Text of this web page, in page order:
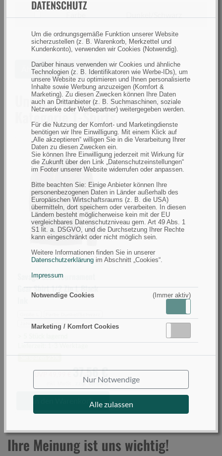
DATENSCHUTZ
Um die ordnungsgemäße Funktion unserer Website
sicherzustellen (z. B. Warenkorb, Merkzettel und
Kundenkonto), verwenden wir Cookies (Notwendig).
Darüber hinaus verwenden wir Cookies und ähnliche
Technologien (z. B. Identifikatoren wie Werbe-IDs), um
unsere Website zu optimieren und Ihnen personalisierte
Inhalte sowie Werbung anzuzeigen (Komfort &
Marketing). Zu diesen Zwecken können Ihre Daten
auch an Drittanbieter (z. B. Suchmaschinen, soziale
Netzwerke oder Werbepartner) weitergegeben werden.
Für die Nutzung der Komfort- und Marketingdienste
benötigen wir Ihre Einwilligung. Mit einem Klick auf
„Alle akzeptieren“ willigen Sie in die Verarbeitung Ihrer
Daten zu diesen Zwecken ein.
Sie können Ihre Einwilligung jederzeit mit Wirkung für
die Zukunft über den Link „Datenschutzeinstellungen“
im Footer unserer Website widerrufen oder anpassen.
Bitte beachten Sie: Einige Anbieter können Ihre
personenbezogenen Daten in Länder außerhalb des
Europäischen Wirtschaftsraums (z. B. die USA)
übermitteln, dort speichern oder verarbeiten. In diesen
Ländern besteht möglicherweise kein mit der EU
vergleichbares Datenschutzniveau gem. Art 49 Abs. 1
S1 lit. a. DSGVO, und die Durchsetzung Ihrer Rechte
kann eingeschränkt oder nicht möglich sein.
Weitere Informationen finden Sie in unserer
Datenschutzerklärung im Abschnitt „Cookies“.
Impressum
Notwendige Cookies (Immer aktiv)
Marketing / Komfort Cookies
Nur Notwendige
Alle zulassen
Farbe
filtern
nach
Jahreszeit
Jahreszeit Sommer
Ähnliche Artikel suchen
Unsere Empfehlungen in der
Kategorie T-Shirts
Savage
Gear
Tournament
Gear
Shirt
Black
(Bild
Savage Gear Tournament
Gear Shirt 1/2 Zip L Black
Jahreszeit Sommer
Sie sparen 25%
37,56 €
zzgl. Versand
In den Warenkorb
Ihre Meinung ist uns wichtig!